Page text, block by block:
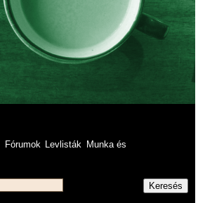
Fórumok Levlisták
Munka és